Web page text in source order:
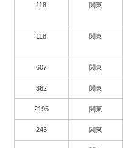
118 関東
118 関東
607 関東
362 関東
2195 関東
243 関東